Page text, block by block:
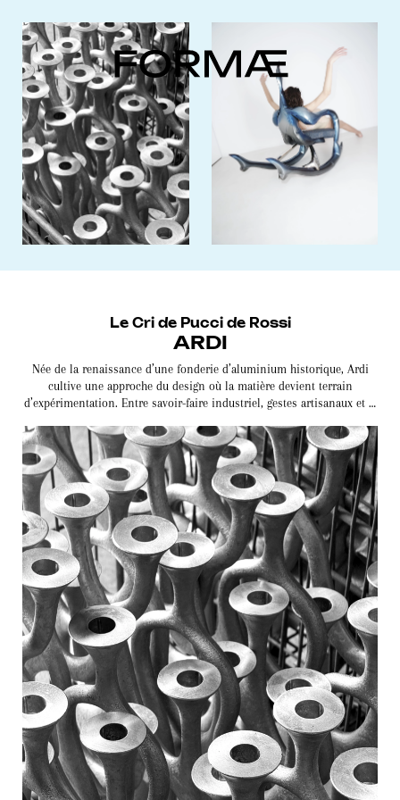
Le Cri de Pucci de Rossi
ARDI
Née de la renaissance d’une fonderie d’aluminium historique, Ardi
cultive une approche du design où la matière devient terrain
d’expérimentation. Entre savoir-faire industriel, gestes artisanaux et …